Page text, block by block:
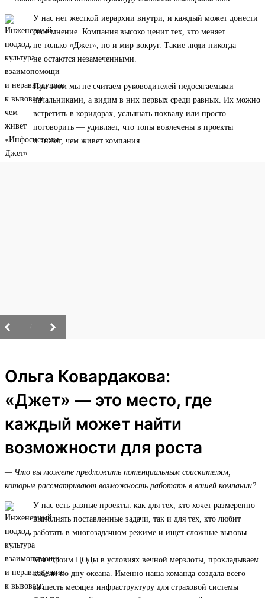
У нас нет жесткой иерархии внутри, и каждый может донести
свое мнение. Компания высоко ценит тех, кто меняет
не только «Джет», но и мир вокруг. Такие люди никогда
не остаются незамеченными.
При этом мы не считаем руководителей недосягаемыми
начальниками, а видим в них первых среди равных. Их можно
встретить в коридорах, услышать похвалу или просто
поговорить — удивляет, что топы вовлечены в проекты
и знают, чем живет компания.
Ольга Ковардакова:
«Джет» — это место, где
каждый может найти
возможности для роста
— Что вы можете предложить потенциальным соискателям,
которые рассматривают возможность работать в вашей компании?
У нас есть разные проекты: как для тех, кто хочет размеренно
выполнять поставленные задачи, так и для тех, кто любит
работать в многозадачном режиме и ищет сложные вызовы.
Мы строим ЦОДы в условиях вечной мерзлоты, прокладываем
кабели по дну океана. Именно наша команда создала всего
за шесть месяцев инфраструктуру для страховой системы